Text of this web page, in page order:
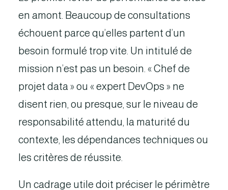
en amont. Beaucoup de consultations
échouent parce qu’elles partent d’un
besoin formulé trop vite. Un intitulé de
mission n’est pas un besoin. « Chef de
projet data » ou « expert DevOps » ne
disent rien, ou presque, sur le niveau de
responsabilité attendu, la maturité du
contexte, les dépendances techniques ou
les critères de réussite.
Un cadrage utile doit préciser le périmètre